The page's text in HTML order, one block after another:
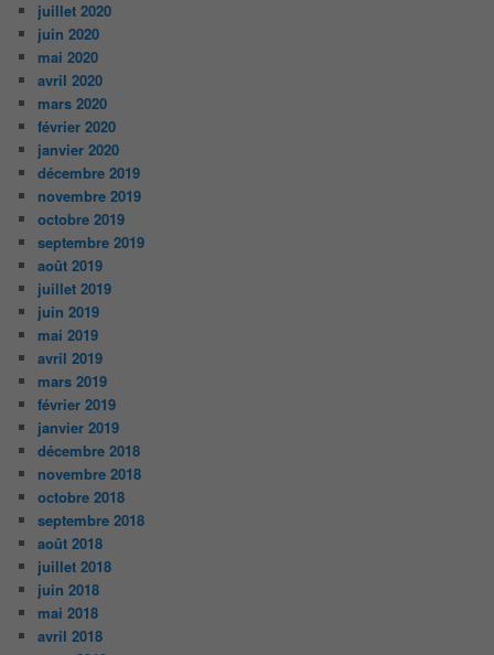
juillet 2020
juin 2020
mai 2020
avril 2020
mars 2020
février 2020
janvier 2020
décembre 2019
novembre 2019
octobre 2019
septembre 2019
août 2019
juillet 2019
juin 2019
mai 2019
avril 2019
mars 2019
février 2019
janvier 2019
décembre 2018
novembre 2018
octobre 2018
septembre 2018
août 2018
juillet 2018
juin 2018
mai 2018
avril 2018